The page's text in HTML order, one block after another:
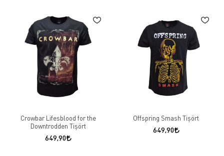
Crowbar Lifesblood for the
Downtrodden Tişört
649,90
Offspring Smash Tişört
649,90